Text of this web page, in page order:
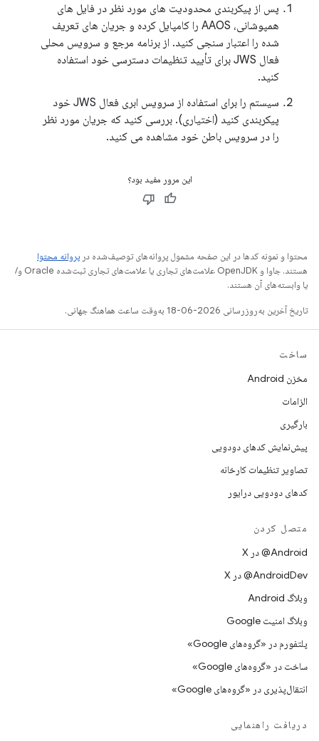
پس از پیکربندی محدودیت های مورد نظر در فایل های
همپوشانی، AAOS را کامپایل کرده و جریان های تعریف
شده را اعتبار سنجی کنید. از برنامه مرجع و سرویس محلی
فعال JWS برای تأیید تنظیمات دسترسی خود استفاده
کنید.
سیستم را برای استفاده از سرویس ابری فعال JWS خود
پیکربندی کنید (اختیاری). بررسی کنید که جریان مورد نظر
را در سرویس باطن خود مشاهده می کنید.
این مرور مفید بود؟
محتوا و نمونه کدها در این صفحه مشمول پروانه‌های توصیف‌شده در پروانه محتوا
هستند. جاوا و OpenJDK علامت‌های تجاری یا علامت‌های تجاری ثبت‌شده Oracle و/
یا وابسته‌های آن هستند.
تاریخ آخرین به‌روزرسانی 2026-06-18 به‌وقت ساعت هماهنگ جهانی.
ساخت
مخزن Android
الزامات
بارگیری
پیش‌نمایش کدهای دودویی
تصاویر تنظیمات کارخانه
کدهای دودویی درایور
متصل کردن
‫‎@Android در X
‫‎@AndroidDev در X
وبلاگ Android
وبلاگ امنیت Google
پلتفورم در «گروه‌های Google»
ساخت در «گروه‌های Google»
انتقال‌پذیری در «گروه‌های Google»
دریافت راهنمایی